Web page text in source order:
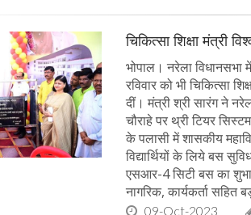
चिकित्सा शिक्षा मंत्री
भोपाल। नरेला विधानसभा
रविवार को भी चिकित्सा
दीं। मंत्री श्री सारंग ने
चौराहे पर थ्री टियर
के पलासी में शासकीय
विद्यार्थियों के लिये बस
एसआर-4 सिटी बस का
नागरिक, कार्यकर्ता सहित
09-Oct-2023